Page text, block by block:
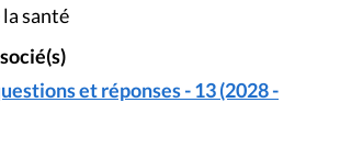
santé
et réponses - 13 (2028 -